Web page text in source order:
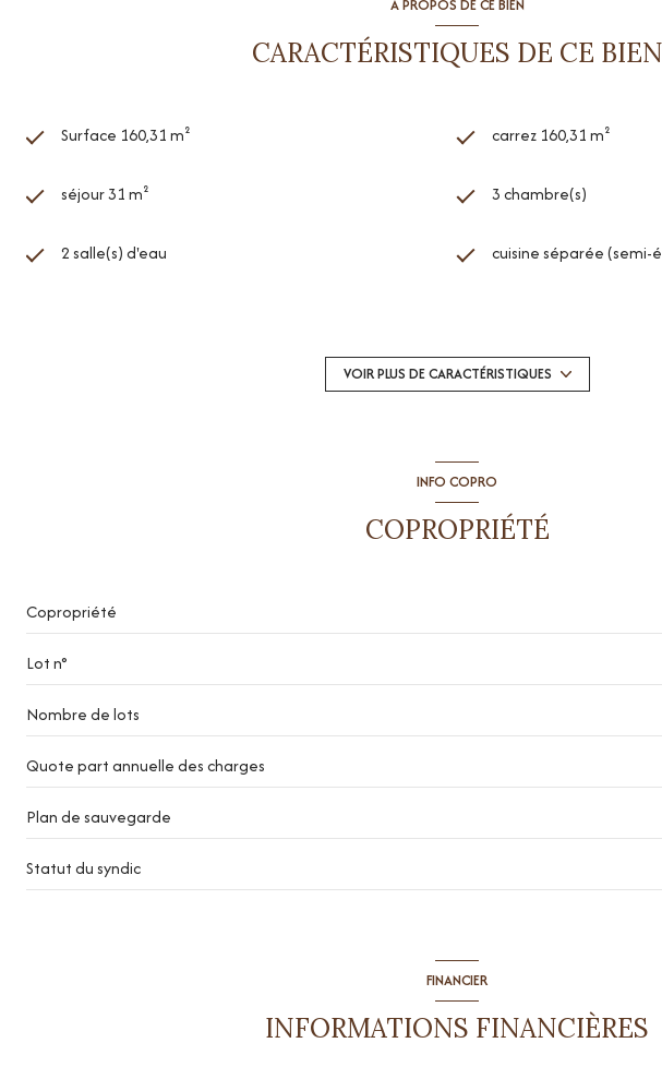
A PROPOS DE CE BIEN
CARACTÉRISTIQUES DE CE BIEN
Surface 160,31 m² carrez 160,31 m²
séjour 31 m² 3 chambre(s)
2 salle(s) d'eau cuisine séparée (semi-
1 niveau(x)
vue dégagé
visiophone
interphone
VOIR PLUS DE CARACTÉRISTIQUES
INFO COPRO
COPROPRIÉTÉ
Copropriété
Lot n°
Nombre de lots
Quote part annuelle des charges
Plan de sauvegarde
Statut du syndic
FINANCIER
INFORMATIONS FINANCIÈRES